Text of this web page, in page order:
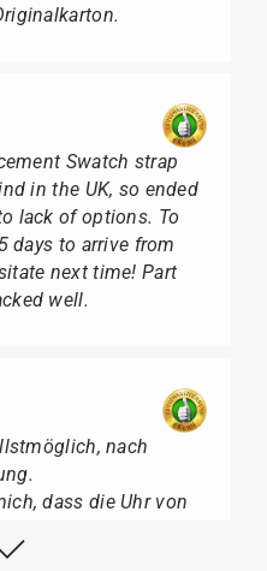
Swatch strap
in the UK, so ended
lack of options. To
days to arrive from
next time! Part
well.
nach
dass die Uhr von
der gelben